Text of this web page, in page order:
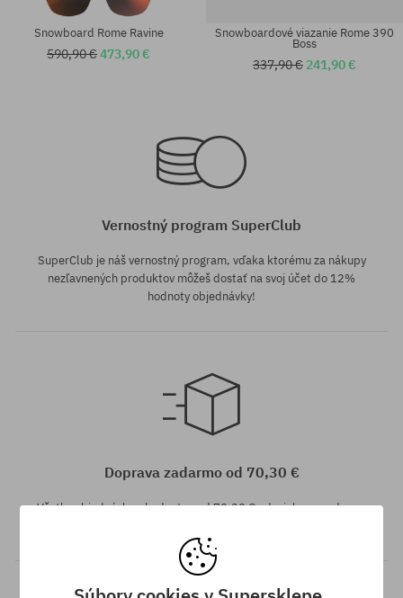
156; 159
Snowboard Rome Ravine
590,90 €473,90 €
Dostupné veľkosti:
Snowboardové viazanie Rome 390
Boss
337,90 € 241,90 €
Vernostný program SuperClub
SuperClub je náš vernostný program, vďaka ktorému za nákupy
nezľavnených produktov môžeš dostať na svoj účet do 12%
hodnoty objednávky!
Doprava zadarmo od 70,30 €
Všetky objednávky v hodnote nad 70,30 € odosielame zadarmo